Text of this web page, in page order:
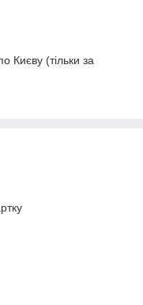
Києву (тільки за